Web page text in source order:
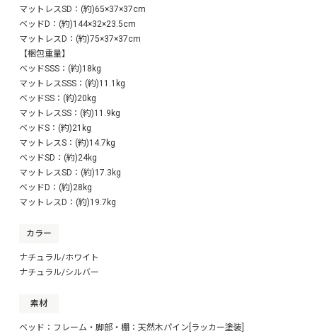
マットレスSD：(約)65×37×37cm
ベッドD：(約)144×32×23.5cm
マットレスD：(約)75×37×37cm
【梱包重量】
ベッドSSS：(約)18kg
マットレスSSS：(約)11.1kg
ベッドSS：(約)20kg
マットレスSS：(約)11.9kg
ベッドS：(約)21kg
マットレスS：(約)14.7kg
ベッドSD：(約)24kg
マットレスSD：(約)17.3kg
ベッドD：(約)28kg
マットレスD：(約)19.7kg
カラー
ナチュラル/ホワイト
ナチュラル/シルバー
素材
ベッド：フレーム・脚部・棚：天然木パイン[ラッカー塗装]